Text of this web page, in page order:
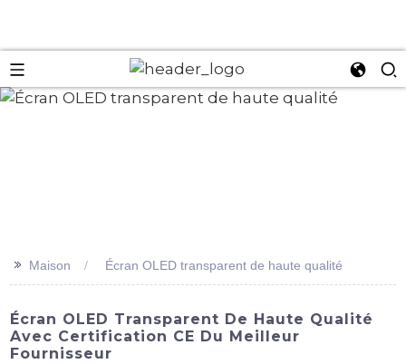
>> Maison Écran OLED transparent de haute qualité
Écran OLED Transparent De Haute Qualité
Avec Certification CE Du Meilleur
Fournisseur